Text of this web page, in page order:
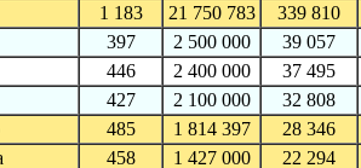
1 183 21 750 783 339 810
397 2 500 000 39 057
446 2 400 000 37 495
427 2 100 000 32 808
485 1 814 397 28 346
458 1 427 000 22 294